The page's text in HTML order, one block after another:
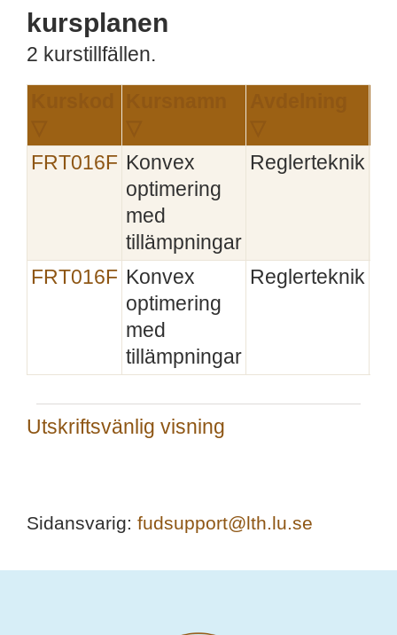
kursplanen
2 kurstillfällen.
FRT016F Konvex
optimering
med
tillämpningar
Reglerteknik
FRT016F Konvex
optimering
med
tillämpningar
Reglerteknik
Utskriftsvänlig visning
Sidansvarig: fudsupport@lth.lu.se